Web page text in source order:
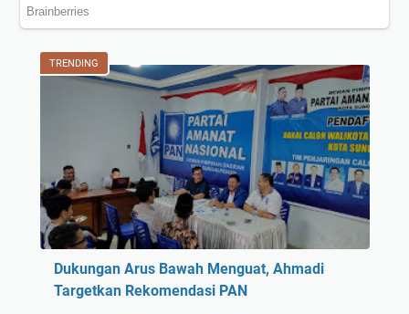
TRENDING
Dukungan Arus Bawah Menguat, Ahmadi
Targetkan Rekomendasi PAN